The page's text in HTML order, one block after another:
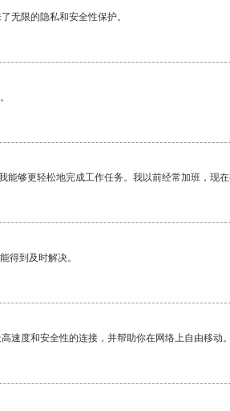
无限的隐私和安全性保护。
够更轻松地完成工作任务。我以前经常加班，现
得到及时解决。
速度和安全性的连接，并帮助你在网络上自由移动。